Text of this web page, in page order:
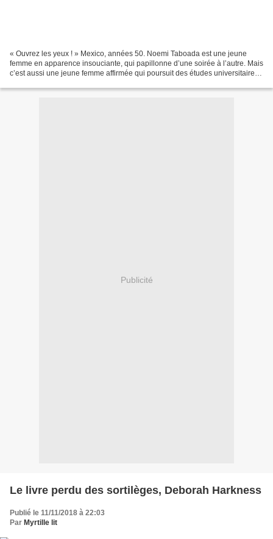
« Ouvrez les yeux ! » Mexico, années 50. Noemi Taboada est une jeune
femme en apparence insouciante, qui papillonne d’une soirée à l’autre. Mais
c’est aussi une jeune femme affirmée qui poursuit des études universitaires
Publicité
Le livre perdu des sortilèges, Deborah Harkness
Publié le 11/11/2018 à 22:03
Par Myrtille lit